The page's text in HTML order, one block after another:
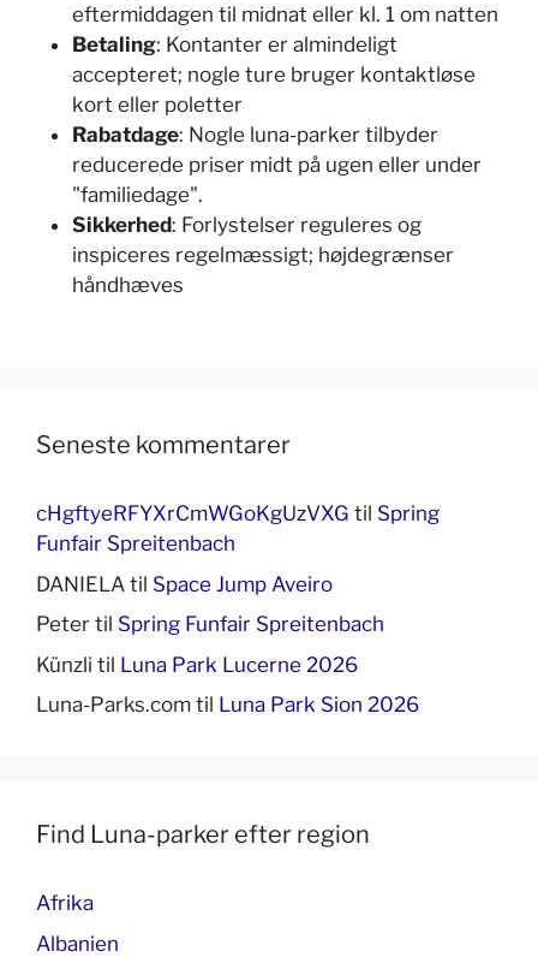
eftermiddagen til midnat eller kl. 1 om natten
Betaling: Kontanter er almindeligt
accepteret; nogle ture bruger kontaktløse
kort eller poletter
Rabatdage: Nogle luna-parker tilbyder
reducerede priser midt på ugen eller under
"familiedage".
Sikkerhed: Forlystelser reguleres og
inspiceres regelmæssigt; højdegrænser
håndhæves
Seneste kommentarer
cHgftyeRFYXrCmWGoKgUzVXG til Spring
Funfair Spreitenbach
DANIELA til Space Jump Aveiro
Peter til Spring Funfair Spreitenbach
Künzli til Luna Park Lucerne 2026
Luna-Parks.com til Luna Park Sion 2026
Find Luna-parker efter region
Afrika
Albanien